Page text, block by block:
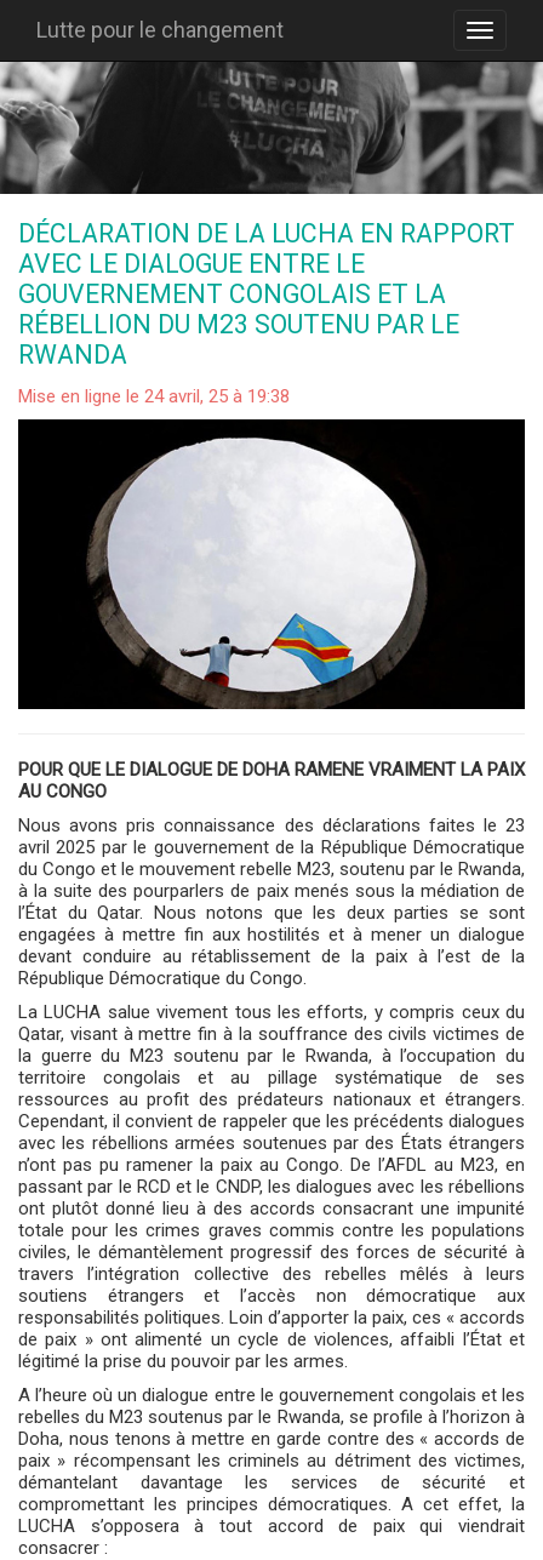
Lutte pour le changement
DÉCLARATION DE LA LUCHA EN RAPPORT
AVEC LE DIALOGUE ENTRE LE
GOUVERNEMENT CONGOLAIS ET LA
RÉBELLION DU M23 SOUTENU PAR LE
RWANDA
Mise en ligne le 24 avril, 25 à 19:38
POUR QUE LE DIALOGUE DE DOHA RAMENE VRAIMENT LA PAIX
AU CONGO
Nous avons pris connaissance des déclarations faites le 23
avril 2025 par le gouvernement de la République Démocratique
du Congo et le mouvement rebelle M23, soutenu par le Rwanda,
à la suite des pourparlers de paix menés sous la médiation de
l’État du Qatar. Nous notons que les deux parties se sont
engagées à mettre fin aux hostilités et à mener un dialogue
devant conduire au rétablissement de la paix à l’est de la
République Démocratique du Congo.
La LUCHA salue vivement tous les efforts, y compris ceux du
Qatar, visant à mettre fin à la souffrance des civils victimes de
la guerre du M23 soutenu par le Rwanda, à l’occupation du
territoire congolais et au pillage systématique de ses
ressources au profit des prédateurs nationaux et étrangers.
Cependant, il convient de rappeler que les précédents dialogues
avec les rébellions armées soutenues par des États étrangers
n’ont pas pu ramener la paix au Congo. De l’AFDL au M23, en
passant par le RCD et le CNDP, les dialogues avec les rébellions
ont plutôt donné lieu à des accords consacrant une impunité
totale pour les crimes graves commis contre les populations
civiles, le démantèlement progressif des forces de sécurité à
travers l’intégration collective des rebelles mêlés à leurs
soutiens étrangers et l’accès non démocratique aux
responsabilités politiques. Loin d’apporter la paix, ces « accords
de paix » ont alimenté un cycle de violences, affaibli l’État et
légitimé la prise du pouvoir par les armes.
A l’heure où un dialogue entre le gouvernement congolais et les
rebelles du M23 soutenus par le Rwanda, se profile à l’horizon à
Doha, nous tenons à mettre en garde contre des « accords de
paix » récompensant les criminels au détriment des victimes,
démantelant davantage les services de sécurité et
compromettant les principes démocratiques. A cet effet, la
LUCHA s’opposera à tout accord de paix qui viendrait
consacrer :